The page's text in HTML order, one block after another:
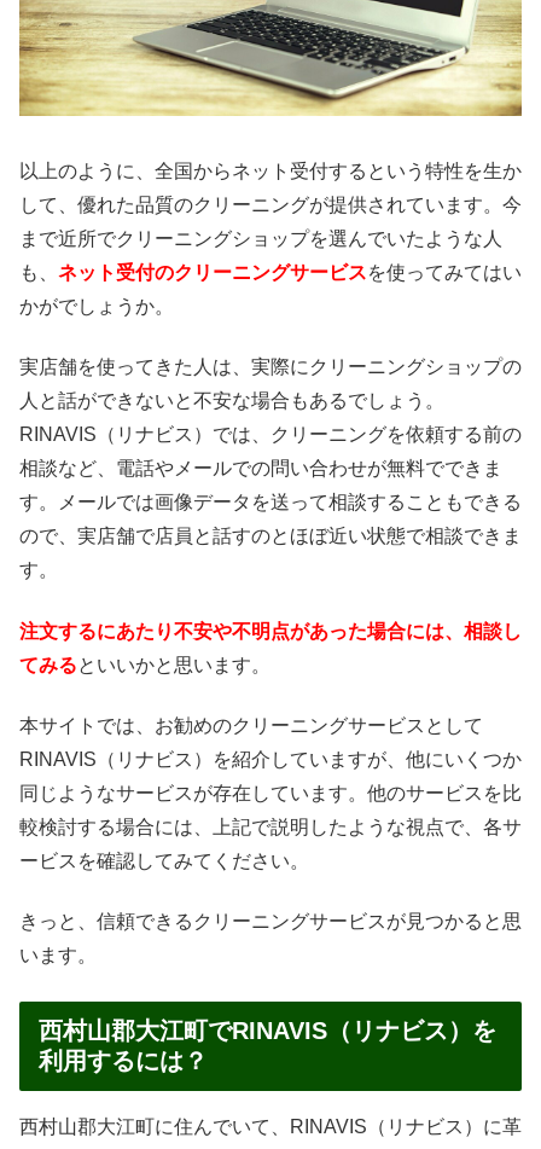
以上のように、全国からネット受付するという特性を生か
して、優れた品質のクリーニングが提供されています。今
まで近所でクリーニングショップを選んでいたような人
も、 ネット受付のクリーニングサービスを使ってみてはい
かがでしょうか。
実店舗を使ってきた人は、実際にクリーニングショップの
人と話ができないと不安な場合もあるでしょう。
RINAVIS（リナビス）では、クリーニングを依頼する前の
相談など、電話やメールでの問い合わせが無料でできま
す。メールでは画像データを送って相談することもできる
ので、実店舗で店員と話すのとほぼ近い状態で相談できま
す。
注文するにあたり不安や不明点があった場合には、相談し
てみるといいかと思います。
本サイトでは、お勧めのクリーニングサービスとして
RINAVIS（リナビス）を紹介していますが、他にいくつか
同じようなサービスが存在しています。他のサービスを比
較検討する場合には、上記で説明したような視点で、各サ
ービスを確認してみてください。
きっと、信頼できるクリーニングサービスが見つかると思
います。
西村山郡大江町でRINAVIS（リナビス）を
利用するには？
西村山郡大江町に住んでいて、RINAVIS（リナビス）に革